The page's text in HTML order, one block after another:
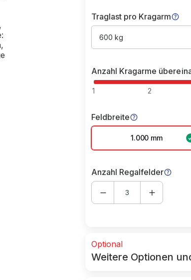
Traglast pro Kragarm
600 kg
Anzahl Kragarme
1 2
Feldbreite
1.000 mm
Anzahl Regalfelder
Optional
Weitere Optionen